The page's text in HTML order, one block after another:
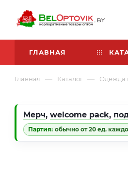
ГЛАВНАЯ
Главная — Каталог — Одежда
Мерч, welcome pack,
Партия: обычно от 20 ед.